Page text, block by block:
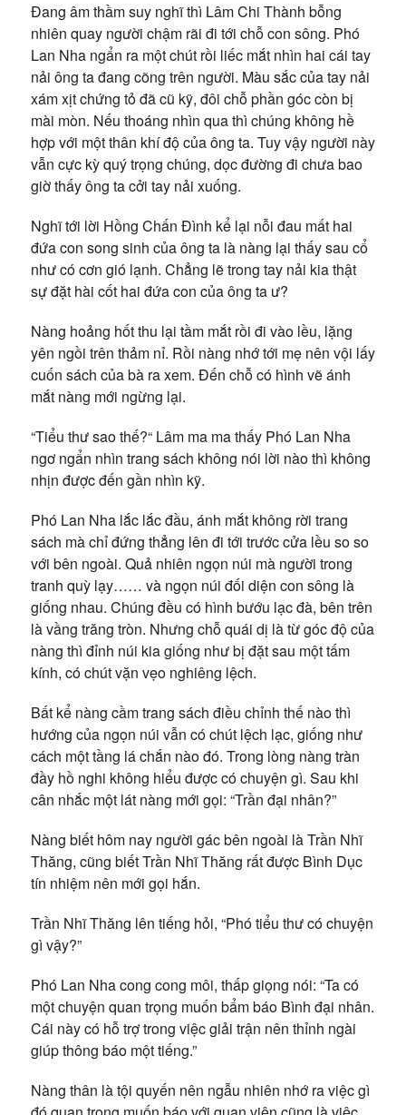
Đang âm thầm suy nghĩ thì Lâm Chi Thành bỗng
nhiên quay người chậm rãi đi tới chỗ con sông. Phó
Lan Nha ngẩn ra một chút rồi liếc mắt nhìn hai cái tay
nải ông ta đang cõng trên người. Màu sắc của tay nải
xám xịt chứng tỏ đã cũ kỹ, đôi chỗ phần góc còn bị
mài mòn. Nếu thoáng nhìn qua thì chúng không hề
hợp với một thân khí độ của ông ta. Tuy vậy người này
vẫn cực kỳ quý trọng chúng, dọc đường đi chưa bao
giờ thấy ông ta cởi tay nải xuống.
Nghĩ tới lời Hồng Chấn Đình kể lại nỗi đau mất hai
đứa con song sinh của ông ta là nàng lại thấy sau cổ
như có cơn gió lạnh. Chẳng lẽ trong tay nải kia thật
sự đặt hài cốt hai đứa con của ông ta ư?
Nàng hoảng hốt thu lại tầm mắt rồi đi vào lều, lặng
yên ngồi trên thảm nỉ. Rồi nàng nhớ tới mẹ nên vội lấy
cuốn sách của bà ra xem. Đến chỗ có hình vẽ ánh
mắt nàng mới ngừng lại.
“Tiểu thư sao thế?“ Lâm ma ma thấy Phó Lan Nha
ngơ ngẩn nhìn trang sách không nói lời nào thì không
nhịn được đến gần nhìn kỹ.
Phó Lan Nha lắc lắc đầu, ánh mắt không rời trang
sách mà chỉ đứng thẳng lên đi tới trước cửa lều so so
với bên ngoài. Quả nhiên ngọn núi mà người trong
tranh quỳ lạy…… và ngọn núi đối diện con sông là
giống nhau. Chúng đều có hình bướu lạc đà, bên trên
là vầng trăng tròn. Nhưng chỗ quái dị là từ góc độ của
nàng thì đỉnh núi kia giống như bị đặt sau một tấm
kính, có chút vặn vẹo nghiêng lệch.
Bất kể nàng cầm trang sách điều chỉnh thế nào thì
hướng của ngọn núi vẫn có chút lệch lạc, giống như
cách một tầng lá chắn nào đó. Trong lòng nàng tràn
đầy hồ nghi không hiểu được có chuyện gì. Sau khi
cân nhắc một lát nàng mới gọi: “Trần đại nhân?”
Nàng biết hôm nay người gác bên ngoài là Trần Nhĩ
Thăng, cũng biết Trần Nhĩ Thăng rất được Bình Dục
tín nhiệm nên mới gọi hắn.
Trần Nhĩ Thăng lên tiếng hỏi, “Phó tiểu thư có chuyện
gì vậy?”
Phó Lan Nha cong cong môi, thấp giọng nói: “Ta có
một chuyện quan trọng muốn bẩm báo Bình đại nhân.
Cái này có hỗ trợ trong việc giải trận nên thỉnh ngài
giúp thông báo một tiếng.”
Nàng thân là tội quyến nên ngẫu nhiên nhớ ra việc gì